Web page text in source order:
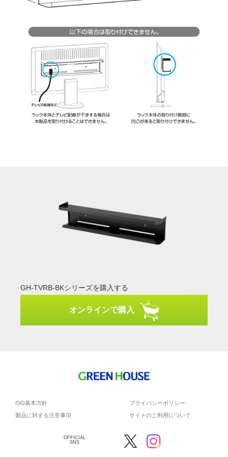
GH-TVRB-BKシリーズを購入する
オンラインで購入
ISO基本方針
プライバシーポリシー
製品に対する注意事項
サイトのご利用について
OFFICIAL
SNS